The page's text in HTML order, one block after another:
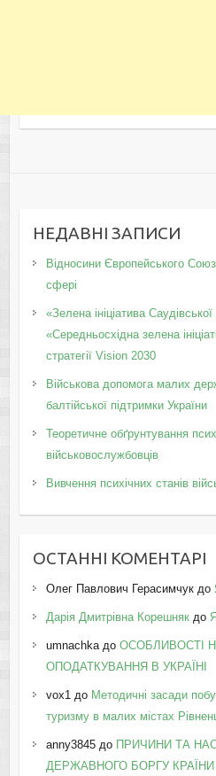
НЕДАВНІ ЗАПИСИ
Відносини Європейського
сфері
«Зелена ініціатива Саудівської
«Середньосхідна зелена
стратегії Vision 2030
Військова допомога малих
балтійської підтримки України
Теоретичне обґрунтування
військовослужбовців
Вивчення психічних станів
ОСТАННІ КОМЕНТАРІ
Олег Павлович Герасимчукдо
Дарія Дмитрівна Корешнякдо
umnachkaдо ОСОБЛИВОСТІ
ОПОДАТКУВАННЯ В УКРАЇНІ
vox1до Методичні засади
туризму в малих містах
anny3845до ПРИЧИНИ ТА
ДЕРЖАВНОГО БОРГУ КРАЇНИ